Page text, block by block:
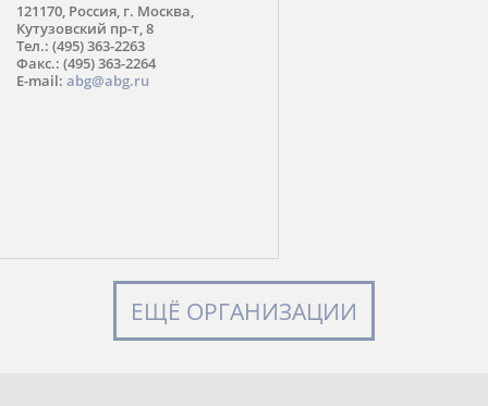
121170, Россия, г. Москва,
Кутузовский пр-т, 8
Тел.: (495) 363-2263
Факс.: (495) 363-2264
E-mail: abg@abg.ru
ЕЩЁ ОРГАНИЗАЦИИ